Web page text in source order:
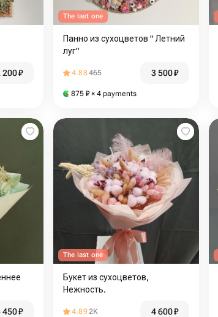
200₽
The last one
Панно из сухоцветов " Летний
луг"
4.88465 3 500₽
875 ₽ × 4 payments
450₽
The last one
Букет из сухоцветов,
Нежность.️
4.892K 4 600₽